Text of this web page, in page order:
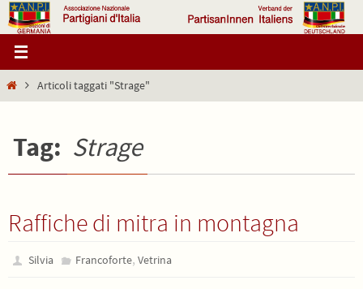
Salta
al
contenuto
HomeArticoli taggati "Strage"
Tag: Strage
Raffiche di mitra in montagna
Silvia Francoforte, Vetrina